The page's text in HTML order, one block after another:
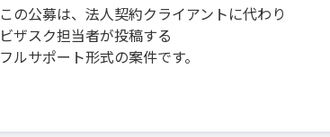
この公募は、法人契約クライアントに代わり
ビザスク担当者が投稿する
フルサポート形式の案件です。